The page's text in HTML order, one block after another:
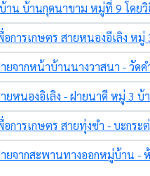
าน บ้านกุดนาขาม หมู่ที่ 9 โดยวิ
การเกษตร สายหนองอีเลิง หมู่
ยจากหน้าบ้านนางวาสนา - วั
ยหนองอิเลิง - ฝายนาดี หมู่ 3 บ้
การเกษตร สายทุ่งซำ - บะกร
ยจากสะพานทางออกหมู่บ้าน